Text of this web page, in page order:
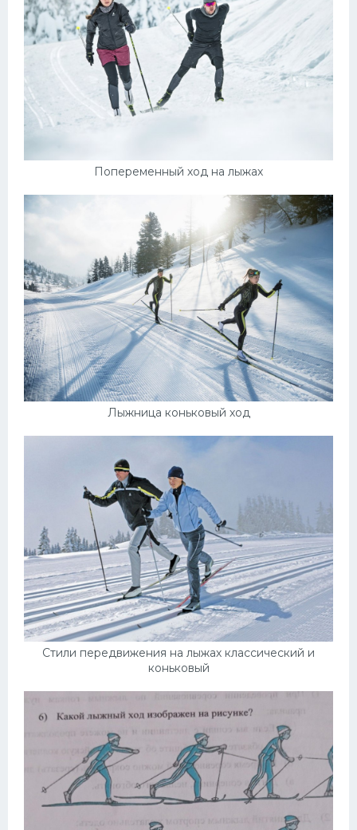
Попеременный ход на лыжах
Лыжница коньковый ход
Стили передвижения на лыжах классический и
коньковый